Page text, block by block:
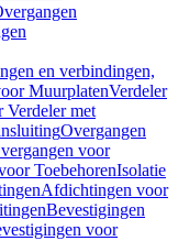
en verbindingen,
MuurplatenVerdeler
Verdeler met
Overgangen
voor
ToebehorenIsolatie
Afdichtingen voor
Bevestigingen
voor